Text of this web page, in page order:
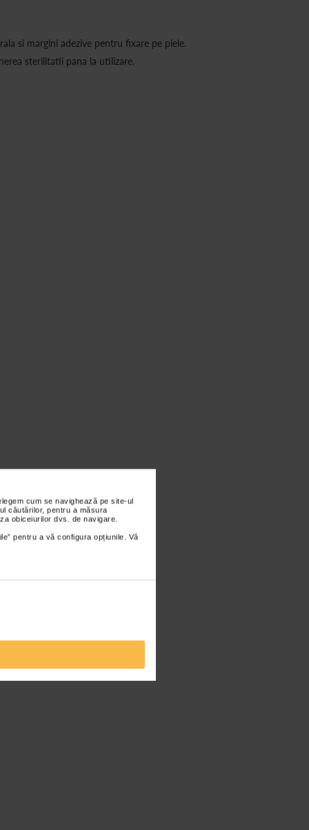
cum se navighează pe site-ul
căutărilor, pentru a măsura
obiceiurilor dvs. de navigare.
pentru a vă configura opțiunile. Vă
si margini adezive pentru fixare pe piele.
sterilitatii pana la utilizare.